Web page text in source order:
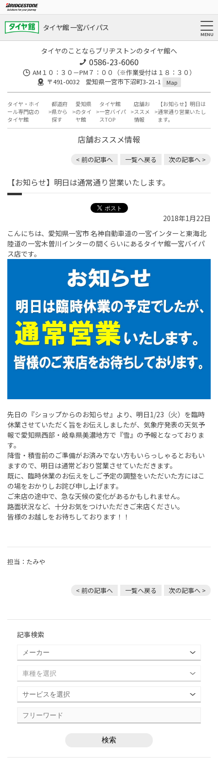
タイヤ館 一宮バイパス
タイヤのことならブリヂストンのタイヤ館へ
0586-23-6060
AM１０：３０－PM７：００（※作業受付は１８：３０）
〒491-0032 愛知県一宮市下沼町3-21-1
Map
タイヤ・ホイ
ール専門店の
タイヤ館
都道府
県から
探す
愛知県
のタイ
ヤ館
タイヤ館
一宮バイパ
スTOP
店舗お
ススメ
情報
【お知らせ】明日は
通常通り営業いたし
ます。
店舗おススメ情報
< 前の記事へ 一覧へ戻る 次の記事へ >
【お知らせ】明日は通常通り営業いたします。
2018年1月22日
こんにちは、愛知県一宮市 名神自動車道の一宮インターと東海北
陸道の一宮木曽川インターの間くらいにあるタイヤ館一宮バイパ
ス店です。
先日の『ショップからのお知らせ』より、明日1/23（火）を臨時
休業させていただく旨をお伝えしましたが、気象庁発表の天気予
報で愛知県西部・岐阜県美濃地方で『雪』の予報となっておりま
す。
降雪・積雪前のご準備がお済みでない方もいらっしゃるとおもい
ますので、明日は通常どおり営業させていただきます。
既に、臨時休業のお伝えをしご予定の調整をいただいた方にはこ
の場をおかりしお詫び申し上げます。
ご来店の途中で、急な天候の変化があるかもしれません。
路面状況など、十分お気をつけいただきご来店ください。
皆様のお越しをお待ちしております！！
担当：たみや
< 前の記事へ 一覧へ戻る 次の記事へ >
記事検索